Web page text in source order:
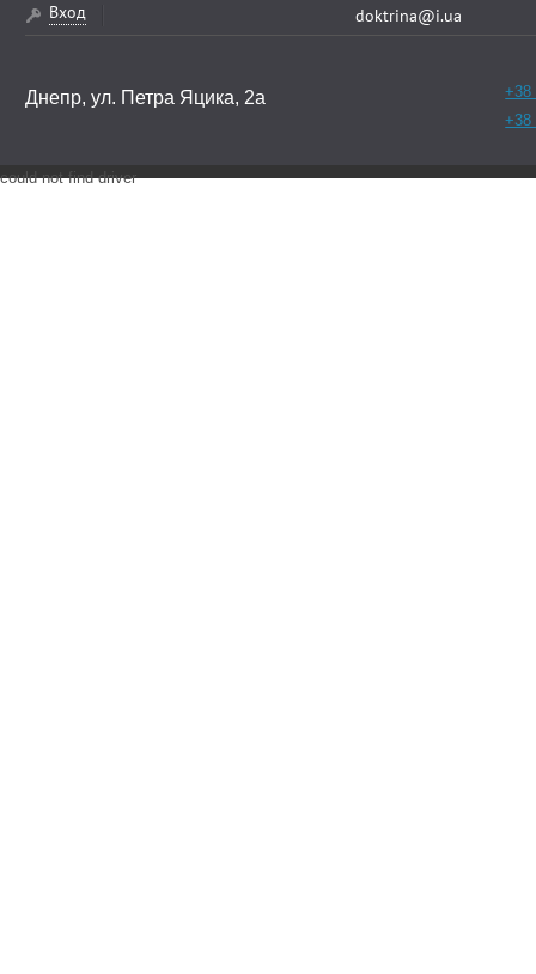
Вход doktrina@i.ua
Днепр, ул. Петра Яцика, 2а
+38
+38
could not find driver